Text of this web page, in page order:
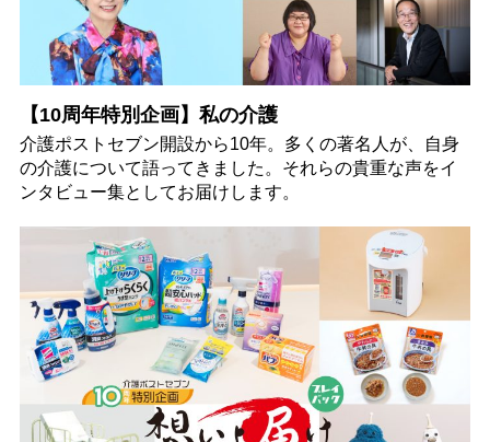
【10周年特別企画】私の介護
介護ポストセブン開設から10年。多くの著名人が、自身
の介護について語ってきました。それらの貴重な声をイ
ンタビュー集としてお届けします。